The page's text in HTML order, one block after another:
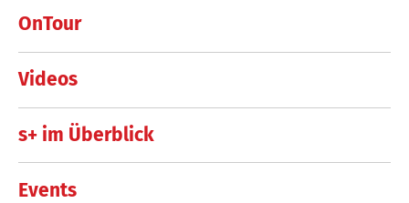
OnTour
Videos
s+ im Überblick
Events